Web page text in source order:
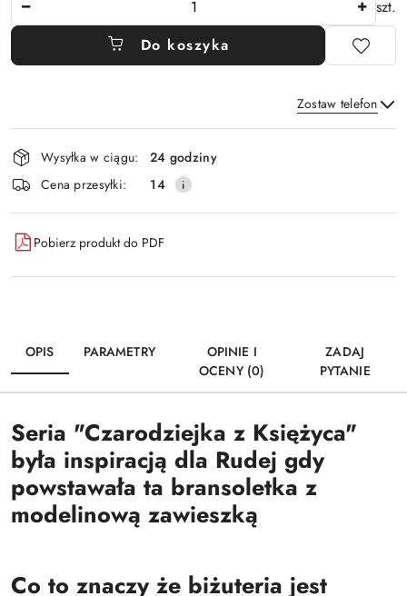
szt.
Do koszyka
Zostaw telefon
Wyślij
Dostępność
i
dostawa
Wysyłka w ciągu:
24 godziny
Cena przesyłki:
14
Pobierz produkt do PDF
OPIS PARAMETRY
OPINIE I
OCENY (0)
ZADAJ
PYTANIE
Seria "Czarodziejka z Księżyca"
była inspiracją dla Rudej gdy
powstawała ta bransoletka z
modelinową zawieszką
Co to znaczy że biżuteria jest